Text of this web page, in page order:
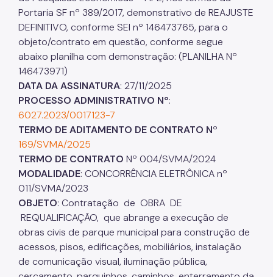
Portaria SF nº 389/2017, demonstrativo de REAJUSTE
DEFINITIVO, conforme SEI nº 146473765, para o
objeto/contrato em questão, conforme segue
abaixo planilha com demonstração: (PLANILHA Nº
146473971)
DATA DA ASSINATURA: 27/11/2025
PROCESSO ADMINISTRATIVO Nº:
6027.2023/0017123-7
TERMO DE ADITAMENTO DE CONTRATO Nº
169/SVMA/2025
TERMO DE CONTRATO Nº 004/SVMA/2024
MODALIDADE: CONCORRÊNCIA ELETRÔNICA nº
011/SVMA/2023
OBJETO: Contratação de OBRA DE
REQUALIFICAÇÃO, que abrange a execução de
obras civis de parque municipal para construção de
acessos, pisos, edificações, mobiliários, instalação
de comunicação visual, iluminação pública,